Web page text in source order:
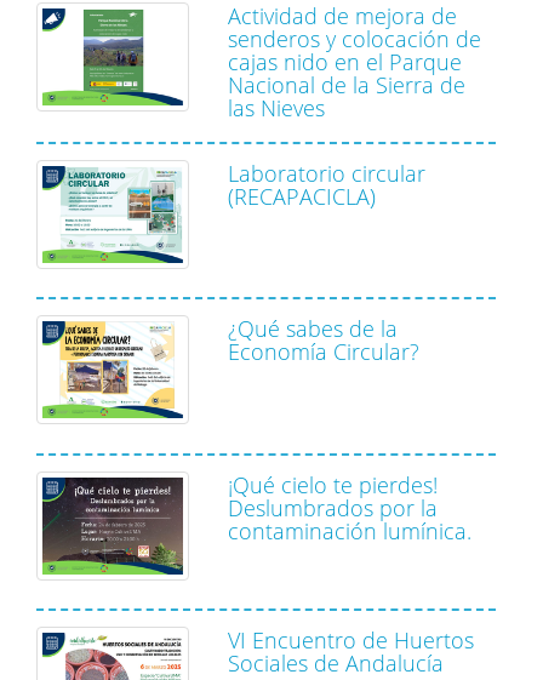
Actividad de mejora de
senderos y colocación de
cajas nido en el Parque
Nacional de la Sierra de
las Nieves
Laboratorio circular
(RECAPACICLA)
¿Qué sabes de la
Economía Circular?
¡Qué cielo te pierdes!
Deslumbrados por la
contaminación lumínica.
VI Encuentro de Huertos
Sociales de Andalucía